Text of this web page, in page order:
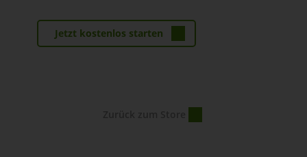
Jetzt kostenlos starten